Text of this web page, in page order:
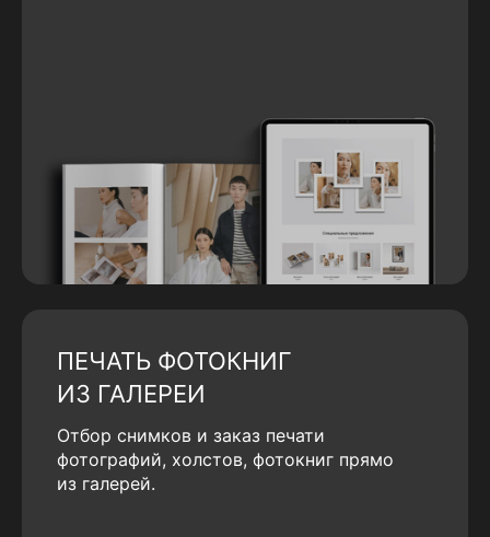
ПЕЧАТЬ ФОТОКНИГ
ИЗ ГАЛЕРЕИ
Отбор снимков и заказ печати
фотографий, холстов, фотокниг прямо
из галерей.